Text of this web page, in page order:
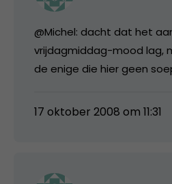
@Michel: dacht dat het
vrijdagmiddag-mood lag,
de enige die hier geen
17 oktober 2008 om 11:31